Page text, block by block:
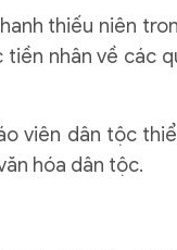
thiếu niên
nhân về các
viên dân tộc
hóa dân tộc.